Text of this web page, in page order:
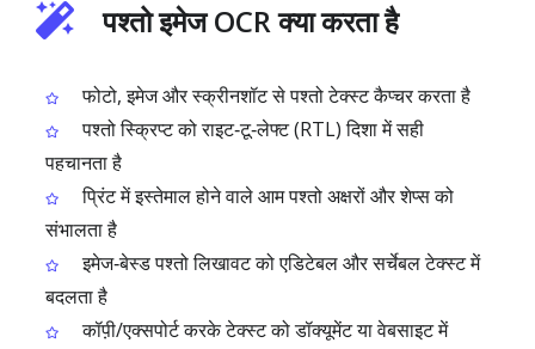
पश्तो इमेज OCR क्या करता है
फोटो, इमेज और स्क्रीनशॉट से पश्तो टेक्स्ट कैप्चर करता है
पश्तो स्क्रिप्ट को राइट‑टू‑लेफ्ट (RTL) दिशा में सही
पहचानता है
प्रिंट में इस्तेमाल होने वाले आम पश्तो अक्षरों और शेप्स को
संभालता है
इमेज‑बेस्ड पश्तो लिखावट को एडिटेबल और सर्चेबल टेक्स्ट में
बदलता है
कॉप़ी/एक्सपोर्ट करके टेक्स्ट को डॉक्यूमेंट या वेबसाइट में